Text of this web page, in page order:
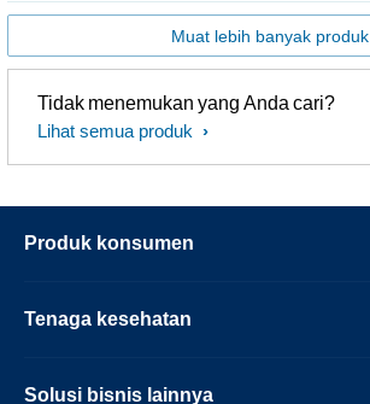
Muat lebih banyak produk
Tidak menemukan yang Anda cari?
Lihat semua produk
Produk konsumen
Tenaga kesehatan
Solusi bisnis lainnya